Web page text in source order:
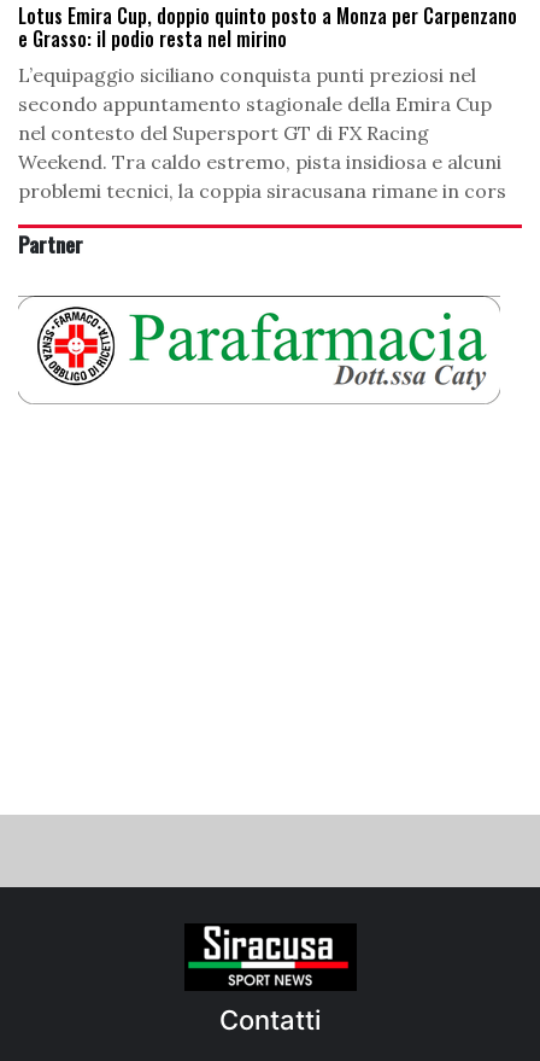
Lotus Emira Cup, doppio quinto posto a Monza per Carpenzano
e Grasso: il podio resta nel mirino
L’equipaggio siciliano conquista punti preziosi nel
secondo appuntamento stagionale della Emira Cup
nel contesto del Supersport GT di FX Racing
Weekend. Tra caldo estremo, pista insidiosa e alcuni
problemi tecnici, la coppia siracusana rimane in cors
Partner
Contatti